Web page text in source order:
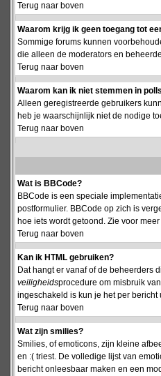
Terug naar boven
Waarom krijg ik geen toegang tot
Sommige forums kunnen
die alleen de moderators en
Terug naar boven
Waarom kan ik niet stemmen in
Alleen geregistreerde gebruikers
heb je waarschijnlijk niet de nodige
Terug naar boven
Wat is BBCode?
BBCode is een speciale
postformulier. BBCode op zich is
hoe iets wordt getoond. Zie voor
Terug naar boven
Kan ik HTML gebruiken?
Dat hangt er vanaf of de beheerders
veiligheidsprocedure om misbruik
ingeschakeld is kun je het per
Terug naar boven
Wat zijn smilies?
Smilies, of emoticons, zijn kleine
en :( triest. De volledige lijst van
bericht onleesbaar maken en een